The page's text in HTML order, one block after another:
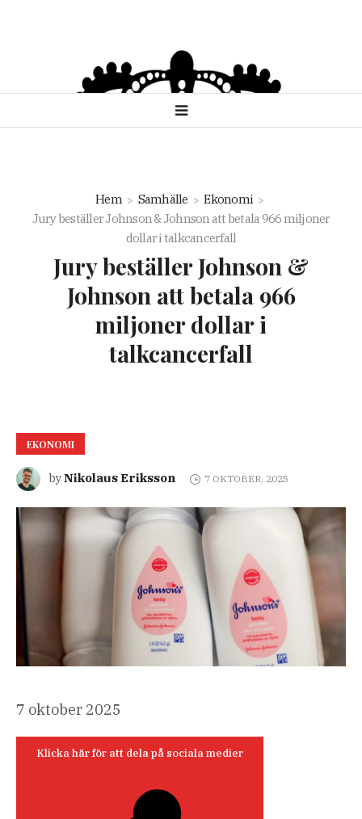
Hem Samhälle
Ekonomi
Jury beställer Johnson & Johnson att betala 966 miljoner
dollar i talkcancerfall
Jury beställer Johnson &
Johnson att betala 966
miljoner dollar i
talkcancerfall
EKONOMI
byNikolaus Eriksson 7 OKTOBER, 2025
Publicerad
7 oktober 2025
Klicka här för att dela på sociala medier